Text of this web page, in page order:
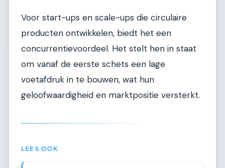
Voor start-ups en scale-ups die circulaire
producten ontwikkelen, biedt het een
concurrentievoordeel. Het stelt hen in staat
om vanaf de eerste schets een lage
voetafdruk in te bouwen, wat hun
geloofwaardigheid en marktpositie versterkt.
LEES OOK